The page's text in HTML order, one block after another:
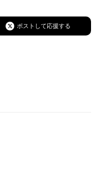
ポストして応援する